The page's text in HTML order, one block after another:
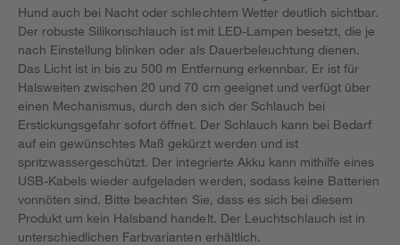
Hund auch bei Nacht oder schlechtem Wetter deutlich sichtbar.
Der robuste Silikonschlauch ist mit LED-Lampen besetzt, die je
nach Einstellung blinken oder als Dauerbeleuchtung dienen.
Das Licht ist in bis zu 500 m Entfernung erkennbar. Er ist für
Halsweiten zwischen 20 und 70 cm geeignet und verfügt über
einen Mechanismus, durch den sich der Schlauch bei
Erstickungsgefahr sofort öffnet. Der Schlauch kann bei Bedarf
auf ein gewünschtes Maß gekürzt werden und ist
spritzwassergeschützt. Der integrierte Akku kann mithilfe eines
USB-Kabels wieder aufgeladen werden, sodass keine Batterien
vonnöten sind. Bitte beachten Sie, dass es sich bei diesem
Produkt um kein Halsband handelt. Der Leuchtschlauch ist in
unterschiedlichen Farbvarianten erhältlich.